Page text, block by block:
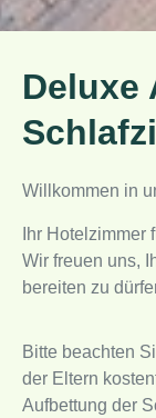
Deluxe
Willkommen in
Ihr
Wir freuen uns,
bereiten zu
Bitte beachten
der Eltern
Aufbettung der